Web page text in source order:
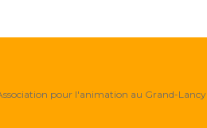
pour l'animation au Grand-Lancy